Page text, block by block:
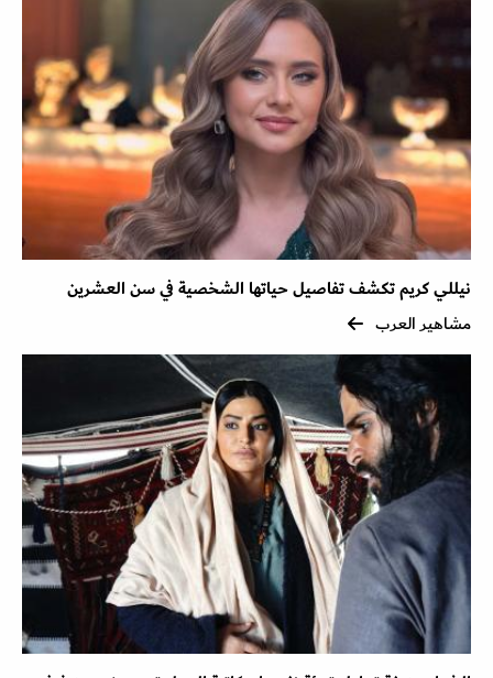
نيللي كريم تكشف تفاصيل حياتها الشخصية في سن العشرين
مشاهير العرب